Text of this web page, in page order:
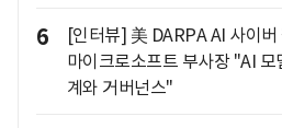
6
[인터뷰] 美 DARPA AI 사이
마이크로소프트 부사장 "AI 모
계와 거버넌스"